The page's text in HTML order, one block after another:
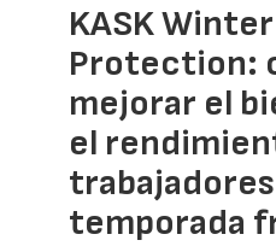
KASK Winter
Protection:
mejorar el
el
temporada